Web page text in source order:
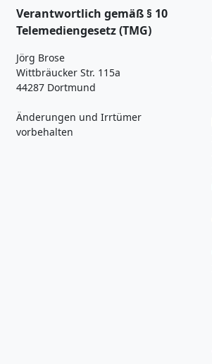
Verantwortlich gemäß § 10
Telemediengesetz (TMG)
Jörg Brose
Wittbräucker Str. 115a
44287 Dortmund
Änderungen und Irrtümer
vorbehalten